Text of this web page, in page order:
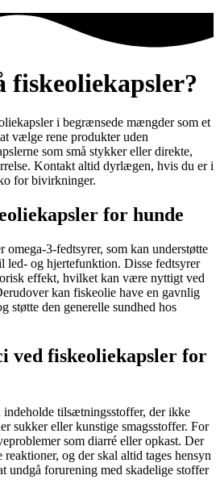
fiskeoliekapsler?
i begrænsede mængder som et
vælge rene produkter uden
som små stykker eller direkte,
Kontakt altid dyrlægen, hvis du er i
for bivirkninger.
for hunde
omega-3-fedtsyrer, som kan understøtte
led- og hjertefunktion. Disse fedtsyrer
effekt, hvilket kan være nyttigt ved
kan fiskeolie have en gavnlig
støtte den generelle sundhed hos
ved fiskeoliekapsler for
tilsætningsstoffer, der ikke
sukker eller kunstige smagsstoffer. For
som diarré eller opkast. Der
og der skal altid tages hensyn
undgå forurening med skadelige stoffer